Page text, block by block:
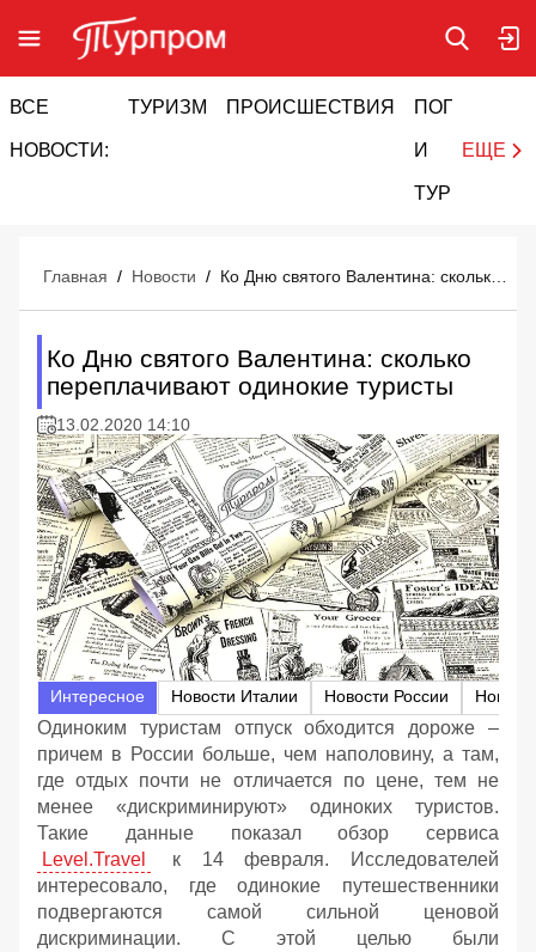
ВСЕ
НОВОСТИ:
ТУРИЗМ ПРОИСШЕСТВИЯ ПОГОДА
И
ТУРИЗМ
ЕЩЕ
Главная / Новости /
Ко Дню святого Валентина: сколько
переплачивают одинокие туристы
13.02.2020 14:10
Интересное Новости Италии Новости России
Одиноким туристам отпуск обходится дороже –
причем в России больше, чем наполовину, а там,
где отдых почти не отличается по цене, тем не
менее «дискриминируют» одиноких туристов.
Такие данные показал обзор сервиса
Level.Travel
к 14 февраля. Исследователей
интересовало, где одинокие путешественники
подвергаются самой сильной ценовой
дискриминации. С этой целью были